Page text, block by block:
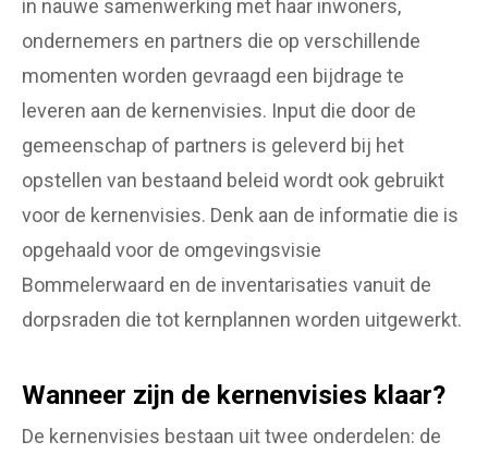
in nauwe samenwerking met haar inwoners,
ondernemers en partners die op verschillende
momenten worden gevraagd een bijdrage te
leveren aan de kernenvisies. Input die door de
gemeenschap of partners is geleverd bij het
opstellen van bestaand beleid wordt ook gebruikt
voor de kernenvisies. Denk aan de informatie die is
opgehaald voor de omgevingsvisie
Bommelerwaard en de inventarisaties vanuit de
dorpsraden die tot kernplannen worden uitgewerkt.
Wanneer zijn de kernenvisies klaar?
De kernenvisies bestaan uit twee onderdelen: de